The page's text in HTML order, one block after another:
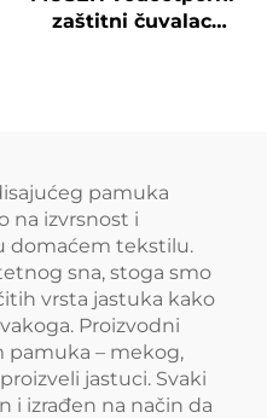
zaštitni čuvalac
formata za kuću,
spavaću sobu, hotel –
bijela boja
pamuka
na izvrsnost i
domaćem tekstilu.
sna, stoga smo
vrsta jastuka kako
Proizvodni
pamuka – mekog,
jastuci. Svaki
i izrađen na način da